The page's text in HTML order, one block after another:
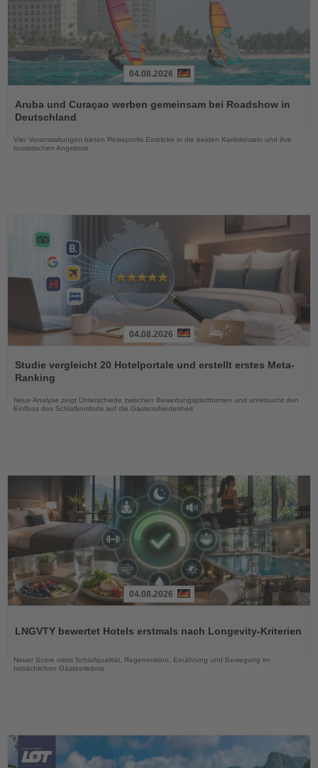
Sie
die
04.08.2026
Aruba und Curaçao werben gemeinsam bei Roadshow in
Deutschland
Vier Veranstaltungen bieten Reiseprofis Einblicke in die beiden Karibikinseln und ihre
touristischen Angebote
Sie
die
Nachrichten
04.08.2026
Studie vergleicht 20 Hotelportale und erstellt erstes Meta-
Ranking
Neue Analyse zeigt Unterschiede zwischen Bewertungsplattformen und untersucht den
Einfluss des Schlafkomforts auf die Gästezufriedenheit
die
04.08.2026
LNGVTY bewertet Hotels erstmals nach Longevity-Kriterien
Neuer Score misst Schlafqualität, Regeneration, Ernährung und Bewegung im
tatsächlichen Gästeerlebnis